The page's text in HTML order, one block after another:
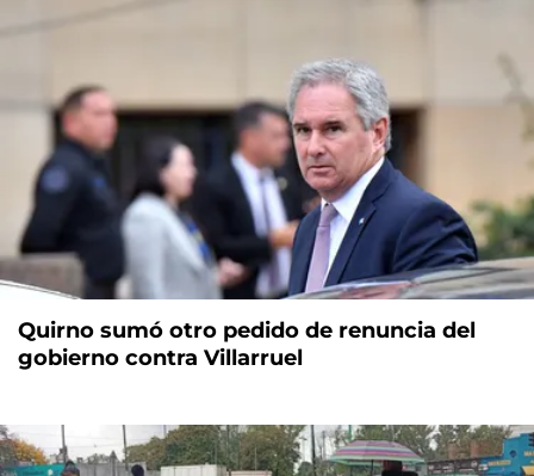
Quirno sumó otro pedido de renuncia del
gobierno contra Villarruel